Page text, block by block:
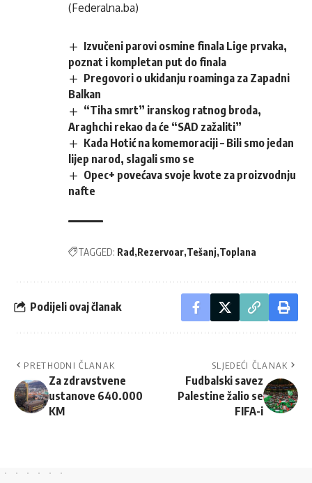
(Federalna.ba)
Izvučeni parovi osmine finala Lige prvaka,
poznat i kompletan put do finala
Pregovori o ukidanju roaminga za Zapadni
Balkan
“Tiha smrt” iranskog ratnog broda,
Araghchi rekao da će “SAD zažaliti”
Kada Hotić na komemoraciji – Bili smo jedan
lijep narod, slagali smo se
Opec+ povećava svoje kvote za proizvodnju
nafte
TAGGED: Rad Rezervoar Tešanj Toplana
Podijeli ovaj članak
PRETHODNI ČLANAK
Za zdravstvene
ustanove 640.000
KM
SLJEDEĆI ČLANAK
Fudbalski savez
Palestine žalio se
FIFA-i